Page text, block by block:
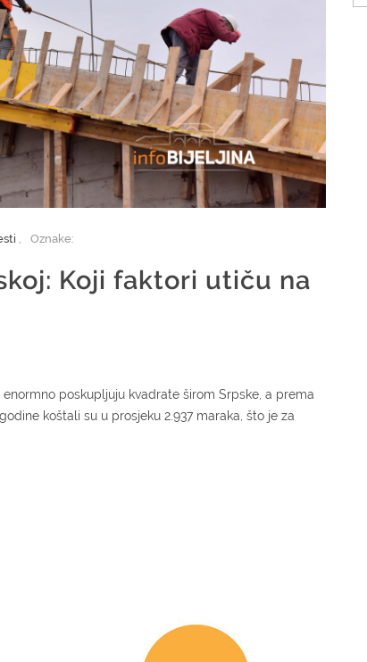
, Oznake:
Koji faktori utiču na
poskupljuju kvadrate širom Srpske, a prema
koštali su u prosjeku 2.937 maraka, što je za